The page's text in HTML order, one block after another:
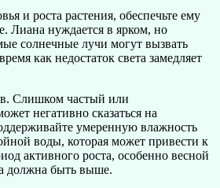
и роста растения, обеспечьте ему
Лиана нуждается в ярком, но
солнечные лучи могут вызвать
как недостаток света замедляет
Слишком частый или
негативно сказаться на
умеренную влажность
воды, которая может привести к
активного роста, особенно весной
должна быть выше.